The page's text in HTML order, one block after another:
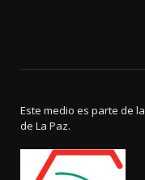
Este medio es parte de
de La Paz.